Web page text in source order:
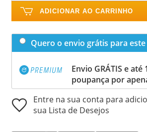
ADICIONAR AO CARRINHO
Quero o envio grátis para
Envio GRÁTIS e até
poupança por
Entre na sua conta para
sua Lista de Desejos